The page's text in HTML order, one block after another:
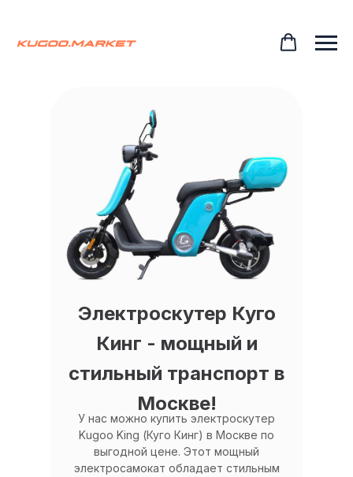
Электроскутер Куго
Кинг - мощный и
стильный транспорт в
Москве!
У нас можно купить электроскутер
Kugoo King (Куго Кинг) в Москве по
выгодной цене. Этот мощный
электросамокат обладает стильным